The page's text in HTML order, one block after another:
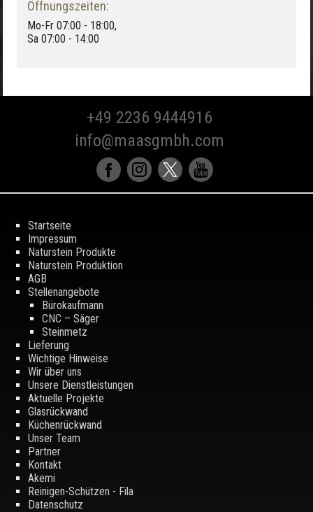
Öffnungszeiten:
Mo-Fr 07:00 - 18:00,
Sa 07:00 - 14:00
+49 2236 9444916
info@maasgmbh.com
Startseite
Impressum
Naturstein Produkte
Naturstein Produktion
AGB
Stellenangebote
Bürokaufmann
CNC – Säger
Steinmetz
Lieferung
Wichtige Hinweise
Wir über uns
Unsere Dienstleistungen
Aktuelle Projekte
Glasrückwand
Küchenrückwand
Unser Team
Partner
Kontakt
Akemi
Reinigen-Schützen - Fila
Datenschutz